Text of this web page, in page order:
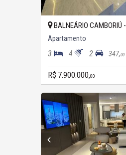
BALNEÁRIO CAMBORIÚ -
Apartamento
3 4 2 347,00
R$ 7.900.000,00